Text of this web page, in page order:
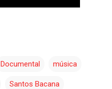
Documental música
Santos Bacana